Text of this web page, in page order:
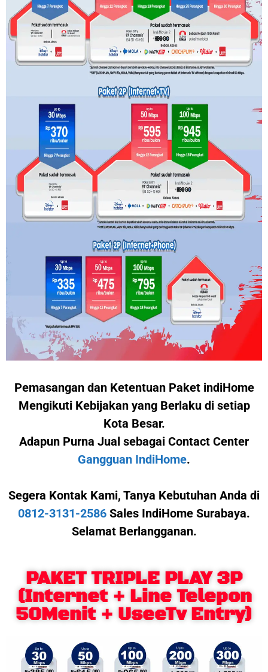
Pemasangan dan Ketentuan Paket indiHome
Mengikuti Kebijakan yang Berlaku di setiap
Kota Besar.
Adapun Purna Jual sebagai Contact Center
Gangguan IndiHome.
Segera Kontak Kami, Tanya Kebutuhan Anda di
0812-3131-2586 Sales IndiHome Surabaya.
Selamat Berlangganan.
PAKET TRIPLE PLAY 3P
(Internet + Line Telepon
50Menit + UseeTv Entry)